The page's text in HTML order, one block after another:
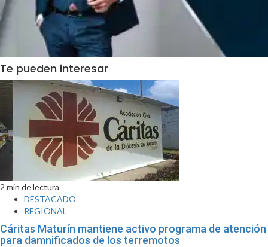
Te pueden interesar
2 min de lectura
DESTACADO
REGIONAL
Cáritas Maturín mantiene activo programa de atención
para damnificados de los terremotos